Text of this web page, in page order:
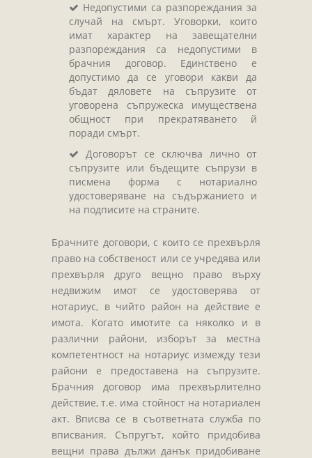
Недопустими са разпореждания за
случай на смърт. Уговорки, които
имат характер на завещателни
разпореждания са недопустими в
брачния договор. Единствено е
допустимо да се уговори какви да
бъдат дяловете на съпрузите от
уговорена съпружеска имуществена
общност при прекратяването й
поради смърт.
Договорът се сключва лично от
съпрузите или бъдещите съпрузи в
писмена форма с нотариално
удостоверяване на съдържанието и
на подписите на страните.
Брачните договори, с които се прехвърля
право на собственост или се учредява или
прехвърля друго вещно право върху
недвижим имот се удостоверява от
нотариус, в чийто район на действие е
имота. Когато имотите са няколко и в
различни райони, изборът за местна
компетентност на нотариус измежду тези
райони е предоставена на съпрузите.
Брачния договор има прехвърлително
действие, т.е. има стойност на нотариален
акт. Вписва се в съответната служба по
вписвания. Съпругът, който придобива
вещни права дължи данък придобиване